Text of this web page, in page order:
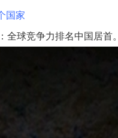
国家
球竞争力排名中国居首。